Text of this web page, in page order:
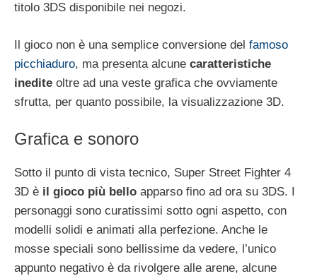
titolo 3DS disponibile nei negozi.
Il gioco non è una semplice conversione del famoso
picchiaduro, ma presenta alcune caratteristiche
inedite oltre ad una veste grafica che ovviamente
sfrutta, per quanto possibile, la visualizzazione 3D.
Grafica e sonoro
Sotto il punto di vista tecnico, Super Street Fighter 4
3D è il gioco più bello apparso fino ad ora su 3DS. I
personaggi sono curatissimi sotto ogni aspetto, con
modelli solidi e animati alla perfezione. Anche le
mosse speciali sono bellissime da vedere, l’unico
appunto negativo è da rivolgere alle arene, alcune